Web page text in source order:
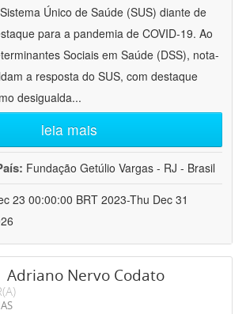
Único de Saúde (SUS) diante de
para a pandemia de COVID-19. Ao
Sociais em Saúde (DSS), nota-
a resposta do SUS, com destaque
desigualda...
leia mais
Fundação Getúlio Vargas - RJ - Brasil
23 00:00:00 BRT 2023-Thu Dec 31
Adriano Nervo Codato